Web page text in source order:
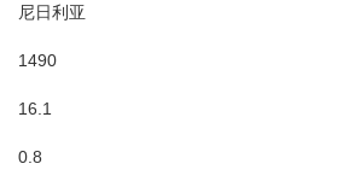
尼日利亚
1490
16.1
0.8